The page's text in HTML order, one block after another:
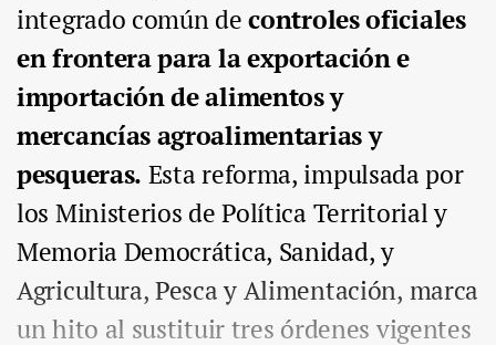
integrado común decontroles oficiales
en frontera para la exportación e
importación de alimentos y
mercancías agroalimentarias y
pesqueras. Esta reforma, impulsada por
los Ministerios de Política Territorial y
Memoria Democrática, Sanidad, y
Agricultura, Pesca y Alimentación, marca
un hito al sustituir tres órdenes vigentes